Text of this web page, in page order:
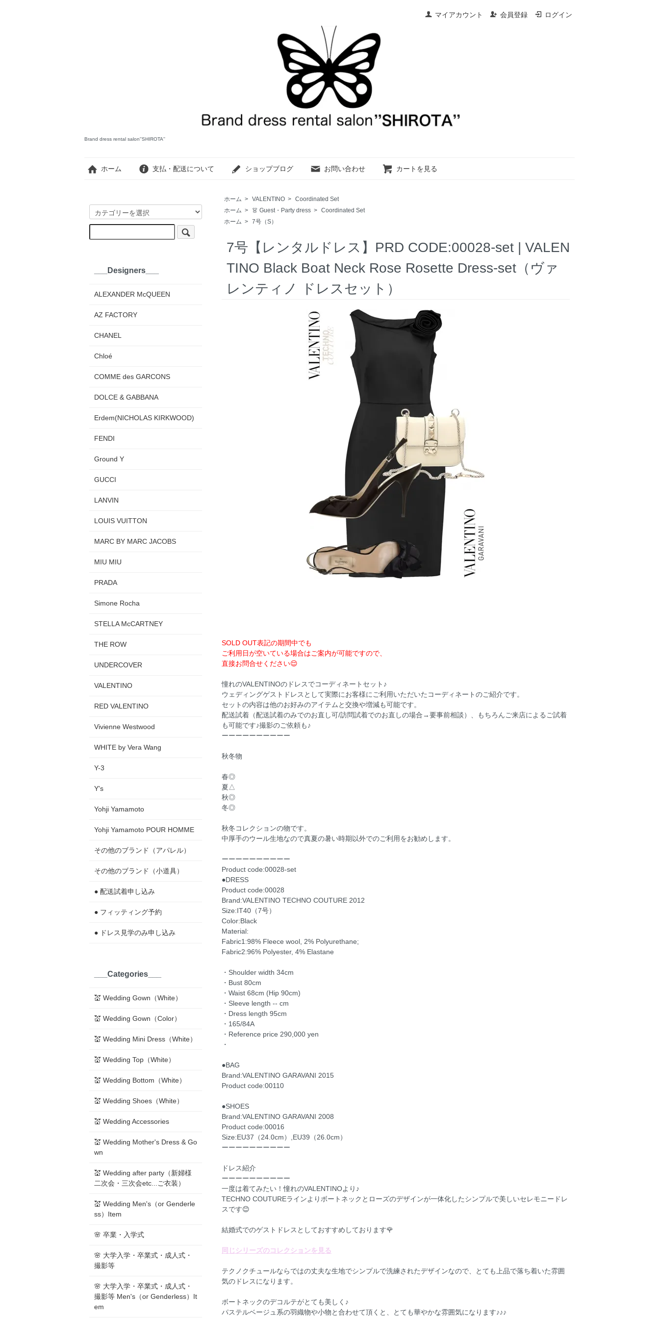
マイアカウント 会員登録 ログイン
Brand dress rental salon''SHIROTA''
ホーム 支払・配送について ショップブログ お問い合わせ カートを見る
ホーム > VALENTINO > Coordinated Set
ホーム > 👗 Guest・Party dress > Coordinated Set
ホーム > 7号（S）
7号【レンタルドレス】PRD CODE:00028-set | VALEN
TINO Black Boat Neck Rose Rosette Dress-set（ヴァ
レンティノ ドレスセット）
SOLD OUT表記の期間中でも
ご利用日が空いている場合はご案内が可能ですので、
直接お問合せください😌
憧れのVALENTINOのドレスでコーディネートセット♪
ウェディングゲストドレスとして実際にお客様にご利用いただいたコーディネートのご紹介です。
セットの内容は他のお好みのアイテムと交換や増減も可能です。
配送試着（配送試着のみでのお直し可/訪問試着でのお直しの場合→要事前相談）、もちろんご来店によるご試着
も可能です♪撮影のご依頼も♪
ーーーーーーーーーー
秋冬物
春◎
夏△
秋◎
冬◎
秋冬コレクションの物です。
中厚手のウール生地なので真夏の暑い時期以外でのご利用をお勧めします。
ーーーーーーーーーー
Product code:00028-set
●DRESS
Product code:00028
Brand:VALENTINO TECHNO COUTURE 2012
Size:IT40（7号）
Color:Black
Material:
Fabric1:98% Fleece wool, 2% Polyurethane;
Fabric2:96% Polyester, 4% Elastane
・Shoulder width 34cm
・Bust 80cm
・Waist 68cm (Hip 90cm)
・Sleeve length -- cm
・Dress length 95cm
・165/84A
・Reference price 290,000 yen
・
●BAG
Brand:VALENTINO GARAVANI 2015
Product code:00110
●SHOES
Brand:VALENTINO GARAVANI 2008
Product code:00016
Size:EU37（24.0cm）,EU39（26.0cm）
ーーーーーーーーーー
ドレス紹介
ーーーーーーーーーー
一度は着てみたい！憧れのVALENTINOより♪
TECHNO COUTUREラインよりボートネックとローズのデザインが一体化したシンプルで美しいセレモニードレ
スです😊
結婚式でのゲストドレスとしておすすめしております🌹
同じシリーズのコレクションを見る
テクノクチュールならではの丈夫な生地でシンプルで洗練されたデザインなので、とても上品で落ち着いた雰囲
気のドレスになります。
ボートネックのデコルテがとても美しく♪
パステルベージュ系の羽織物や小物と合わせて頂くと、とても華やかな雰囲気になります♪♪♪
___Designers___
ALEXANDER McQUEEN
AZ FACTORY
CHANEL
Chloé
COMME des GARCONS
DOLCE & GABBANA
Erdem(NICHOLAS KIRKWOOD)
FENDI
Ground Y
GUCCI
LANVIN
LOUIS VUITTON
MARC BY MARC JACOBS
MIU MIU
PRADA
Simone Rocha
STELLA McCARTNEY
THE ROW
UNDERCOVER
VALENTINO
RED VALENTINO
Vivienne Westwood
WHITE by Vera Wang
Y-3
Y's
Yohji Yamamoto
Yohji Yamamoto POUR HOMME
その他のブランド（アパレル）
その他のブランド（小道具）
● 配送試着申し込み
● フィッティング予約
● ドレス見学のみ申し込み
___Categories___
💒 Wedding Gown（White）
💒 Wedding Gown（Color）
💒 Wedding Mini Dress（White）
💒 Wedding Top（White）
💒 Wedding Bottom（White）
💒 Wedding Shoes（White）
💒 Wedding Accessories
💒 Wedding Mother's Dress & Go
wn
💒 Wedding after party（新婦様
二次会・三次会etc...ご衣装）
💒 Wedding Men's（or Genderle
ss）Item
🌸 卒業・入学式
🌸 大学入学・卒業式・成人式・
撮影等
🌸 大学入学・卒業式・成人式・
撮影等 Men's（or Genderless）It
em